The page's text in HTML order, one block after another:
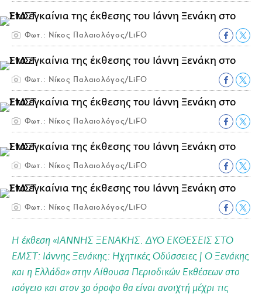
Φωτ.: Νίκος Παλαιολόγος/LiFO
Φωτ.: Νίκος Παλαιολόγος/LiFO
Φωτ.: Νίκος Παλαιολόγος/LiFO
Φωτ.: Νίκος Παλαιολόγος/LiFO
Φωτ.: Νίκος Παλαιολόγος/LiFO
Η έκθεση «ΙΑΝΝΗΣ ΞΕΝΑΚΗΣ. ΔΥΟ ΕΚΘΕΣΕΙΣ ΣΤΟ
ΕΜΣΤ: Ιάννης Ξενάκης: Ηχητικές Οδύσσειες | Ο Ξενάκης
και η Ελλάδα» στην Αίθουσα Περιοδικών Εκθέσεων στο
ισόγειο και στον 3ο όροφο θα είναι ανοιχτή μέχρι τις